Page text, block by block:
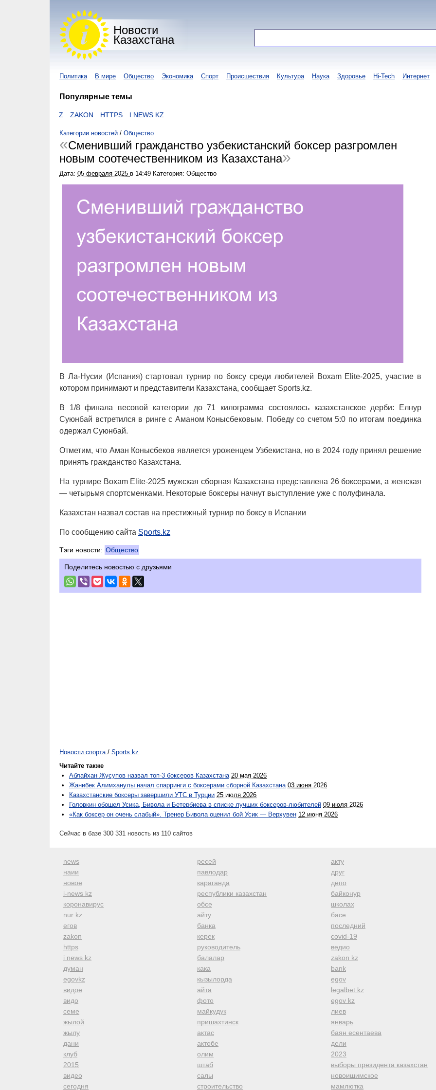
Новости
Казахстана
Политика В мире Общество Экономика Спорт Происшествия Культура Наука Здоровье Hi-Tech Интернет
Популярные темы
ZAKON HTTPS I NEWS KZ
Категории новостей / Общество
Сменивший гражданство узбекистанский боксер разгромлен
новым соотечественником из Казахстана
Дата: 05 февраля 2025 в 14:49 Категория: Общество
В Ла-Нусии (Испания) стартовал турнир по боксу среди любителей Boxam Elite-2025, участие в
котором принимают и представители Казахстана, сообщает Sports.kz.
В 1/8 финала весовой категории до 71 килограмма состоялось казахстанское дерби: Елнур
Суюнбай встретился в ринге с Аманом Конысбековым. Победу со счетом 5:0 по итогам поединка
одержал Суюнбай.
Отметим, что Аман Конысбеков является уроженцем Узбекистана, но в 2024 году принял решение
принять гражданство Казахстана.
На турнире Boxam Elite-2025 мужская сборная Казахстана представлена 26 боксерами, а женская
— четырьмя спортсменками. Некоторые боксеры начнут выступление уже с полуфинала.
Казахстан назвал состав на престижный турнир по боксу в Испании
По сообщению сайта Sports.kz
Тэги новости: Общество
Поделитесь новостью с друзьями
Новости спорта / Sports.kz
Читайте также
Аблайхан Жусупов назвал топ-3 боксеров Казахстана 20 мая 2026
Жанибек Алимханулы начал спарринги с боксерами сборной Казахстана 03 июня 2026
Казахстанские боксеры завершили УТС в Турции 25 июля 2026
Головкин обошел Усика, Бивола и Бетербиева в списке лучших боксеров-любителей 09 июля 2026
«Как боксер он очень слабый». Тренер Бивола оценил бой Усик — Верхувен 12 июня 2026
Сейчас в базе 300 331 новость из 110 сайтов
news
наии
новое
i-news kz
коронавирус
nur kz
егов
zakon
https
i news kz
думан
egovkz
видое
видо
семе
жылой
жылу
дани
клуб
2015
видео
сегодня
ресей
павлодар
караганда
республики казахстан
обсе
айту
банка
керек
руководитель
балалар
кака
кызылорда
айта
фото
майкудук
пришахтинск
актас
актобе
олим
штаб
салы
строительство
акту
друг
депо
байконур
школах
басе
последний
covid-19
ведио
zakon kz
bank
egov
legalbet kz
egov kz
лиев
январь
баян есентаева
дели
2023
выборы президента казахстан
новоишимское
мамлютка